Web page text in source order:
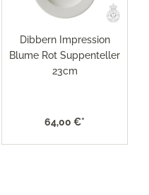
Dibbern Impression
Blume Rot Suppenteller
23cm
64,00 €*